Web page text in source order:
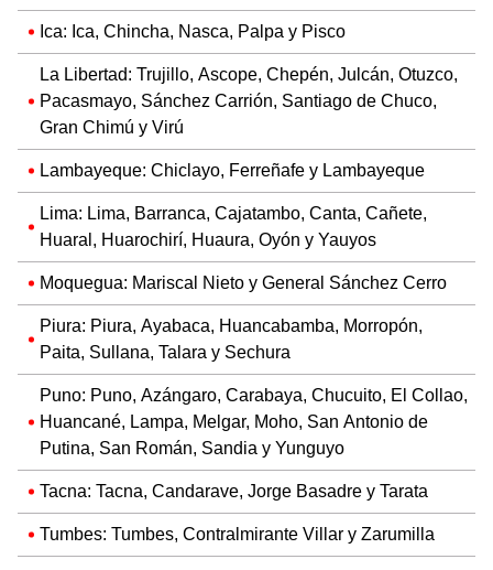
Ica: Ica, Chincha, Nasca, Palpa y Pisco
La Libertad: Trujillo, Ascope, Chepén, Julcán, Otuzco,
Pacasmayo, Sánchez Carrión, Santiago de Chuco,
Gran Chimú y Virú
Lambayeque: Chiclayo, Ferreñafe y Lambayeque
Lima: Lima, Barranca, Cajatambo, Canta, Cañete,
Huaral, Huarochirí, Huaura, Oyón y Yauyos
Moquegua: Mariscal Nieto y General Sánchez Cerro
Piura: Piura, Ayabaca, Huancabamba, Morropón,
Paita, Sullana, Talara y Sechura
Puno: Puno, Azángaro, Carabaya, Chucuito, El Collao,
Huancané, Lampa, Melgar, Moho, San Antonio de
Putina, San Román, Sandia y Yunguyo
Tacna: Tacna, Candarave, Jorge Basadre y Tarata
Tumbes: Tumbes, Contralmirante Villar y Zarumilla